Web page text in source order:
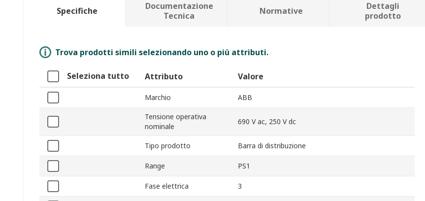
Specifiche
Documentazione
Tecnica
Normative
Dettagli
prodotto
Trova prodotti simili selezionando uno o più attributi.
Seleziona tutto Attributo Valore
Marchio ABB
Tensione operativa
nominale
690 V ac, 250 V dc
Tipo prodotto Barra di distribuzione
Range PS1
Fase elettrica 3